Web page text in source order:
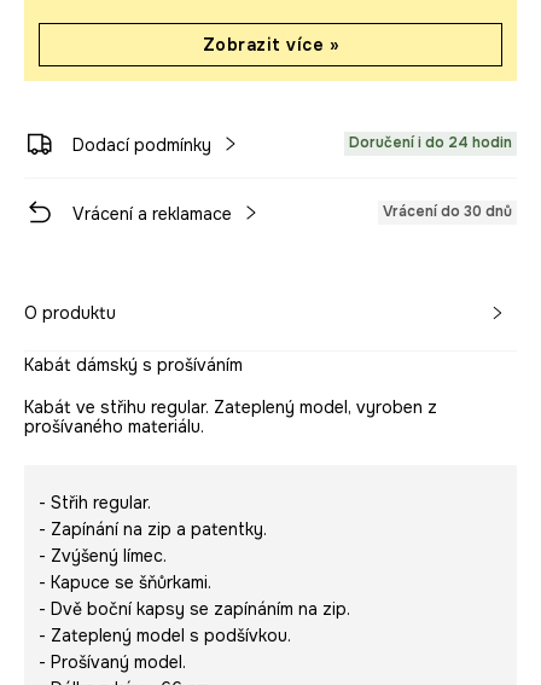
Zobrazit více »
Dodací podmínky Doručení i do 24 hodin
Vrácení a reklamace Vrácení do 30 dnů
O produktu
Kabát dámský s prošíváním
Kabát ve střihu regular. Zateplený model, vyroben z
prošívaného materiálu.
- Střih regular.
- Zapínání na zip a patentky.
- Zvýšený límec.
- Kapuce se šňůrkami.
- Dvě boční kapsy se zapínáním na zip.
- Zateplený model s podšívkou.
- Prošívaný model.